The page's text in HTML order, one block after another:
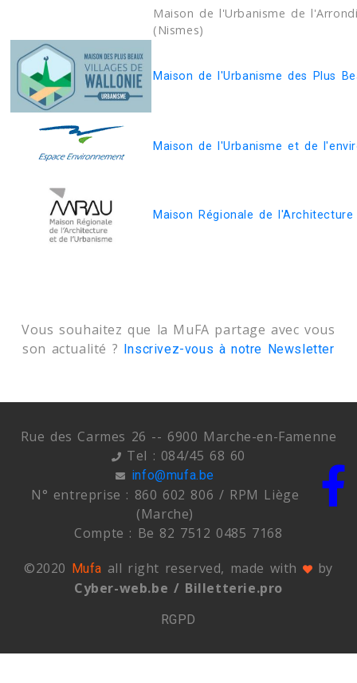
Maison de l'Urbanisme de
(Nismes)
Maison de l'Urbanisme des Plus
Maison de l'Urbanisme et de
Maison Régionale de
Vous souhaitez que la MuFA partage avec vous
son actualité ? Inscrivez-vous à notre Newsletter
Rue des Carmes 26 -- 6900 Marche-en-Famenne
Tel : 084/45 68 60
info@mufa.be
N° entreprise : 860 602 806 / RPM Liège
(Marche)
Compte : Be 82 7512 0485 7168
©2020 Mufa all right reserved, made with
by
Cyber-web.be / Billetterie.pro
RGPD